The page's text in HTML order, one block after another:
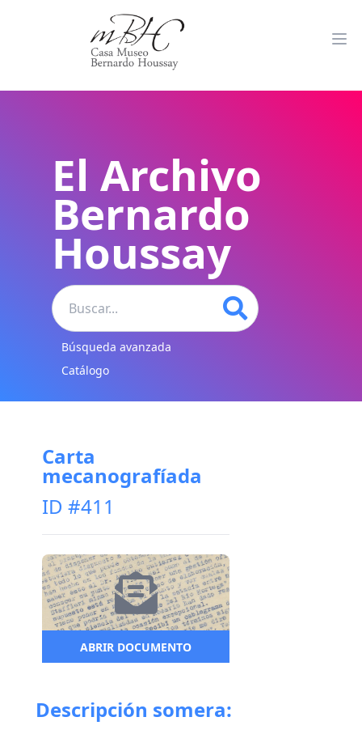
El Archivo
Bernardo
Houssay
Búsqueda avanzada
Catálogo
Carta
mecanografíada
ID #411
ABRIR DOCUMENTO
Descripción somera: